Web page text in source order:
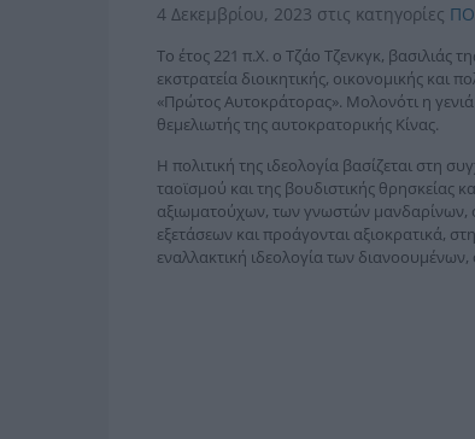
4 Δεκεμβρίου, 2023 στις κατηγορίες
Το έτος 221 π.Χ. ο Τζάο Τζενκγκ, βασιλιάς
εκστρατεία διοικητικής, οικονομικής και
«Πρώτος Αυτοκράτορας». Μολονότι η
θεμελιωτής της αυτοκρατορικής Κίνας.
Η πολιτική της ιδεολογία βασίζεται στη
ταοϊσμού και της βουδιστικής θρησκείας
αξιωματούχων, των γνωστών μανδαρίνων,
εξετάσεων και προάγονται αξιοκρατικά,
εναλλακτική ιδεολογία των διανοουμένων,